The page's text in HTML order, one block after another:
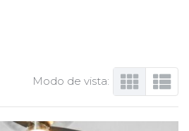
Modo de vista: